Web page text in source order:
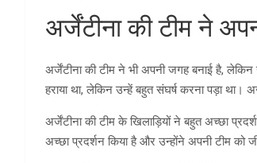
अर्जेंटीना की टीम ने
अर्जेंटीना की टीम ने भी अपनी जगह बनाई है,
हराया था, लेकिन उन्हें बहुत संघर्ष करना पड़ा था।
अर्जेंटीना की टीम के खिलाड़ियों ने बहुत अच्छा
अच्छा प्रदर्शन किया है और उन्होंने अपनी टीम को